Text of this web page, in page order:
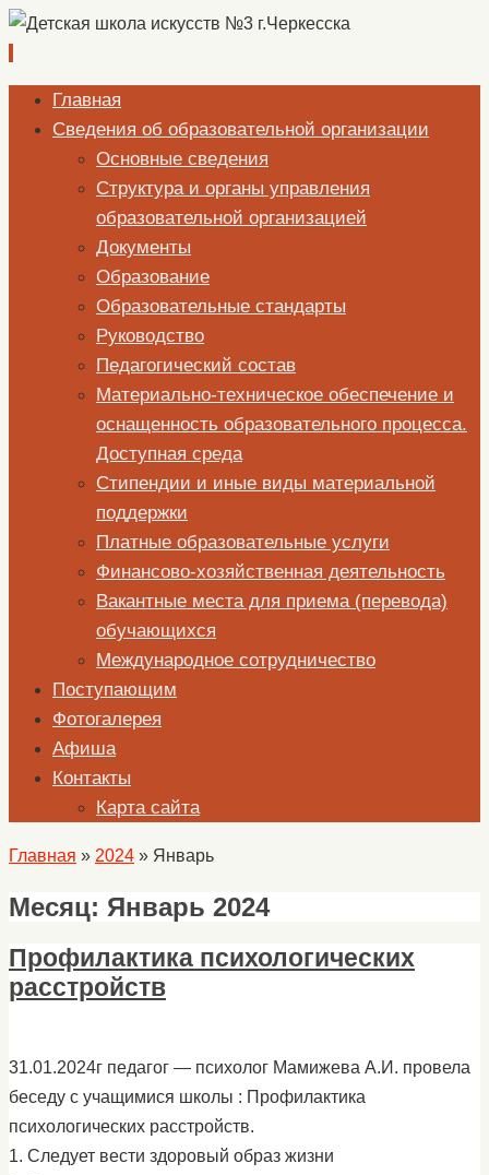
Перейти
содержимому
Главная
Сведения об образовательной организации
Основные сведения
Структура и органы управления
образовательной организацией
Документы
Образование
Образовательные стандарты
Руководство
Педагогический состав
Материально-техническое обеспечение и
оснащенность образовательного процесса.
Доступная среда
Стипендии и иные виды материальной
поддержки
Платные образовательные услуги
Финансово-хозяйственная деятельность
Вакантные места для приема (перевода)
обучающихся
Международное сотрудничество
Поступающим
Фотогалерея
Афиша
Контакты
Карта сайта
Главная » 2024 » Январь
Месяц: Январь 2024
Профилактика психологических
расстройств
31.01.2024г педагог — психолог Мамижева А.И. провела
беседу с учащимися школы : Профилактика
психологических расстройств.
1. Следует вести здоровый образ жизни